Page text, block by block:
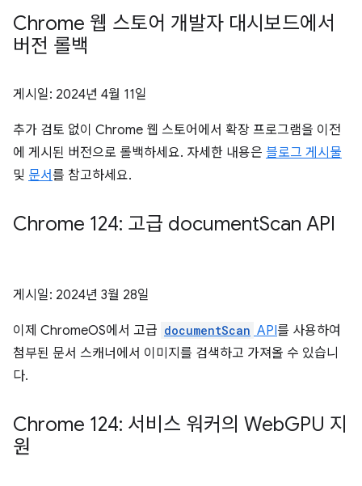
Chrome 웹 스토어 개발자 대시보드에서
버전 롤백
게시일: 2024년 4월 11일
추가 검토 없이 Chrome 웹 스토어에서 확장 프로그램을 이전
에 게시된 버전으로 롤백하세요. 자세한 내용은 블로그 게시물
및 문서를 참고하세요.
Chrome 124: 고급 documentScan API
게시일: 2024년 3월 28일
이제 ChromeOS에서 고급 documentScan API를 사용하여
첨부된 문서 스캐너에서 이미지를 검색하고 가져올 수 있습니
다.
Chrome 124: 서비스 워커의 WebGPU 지
원